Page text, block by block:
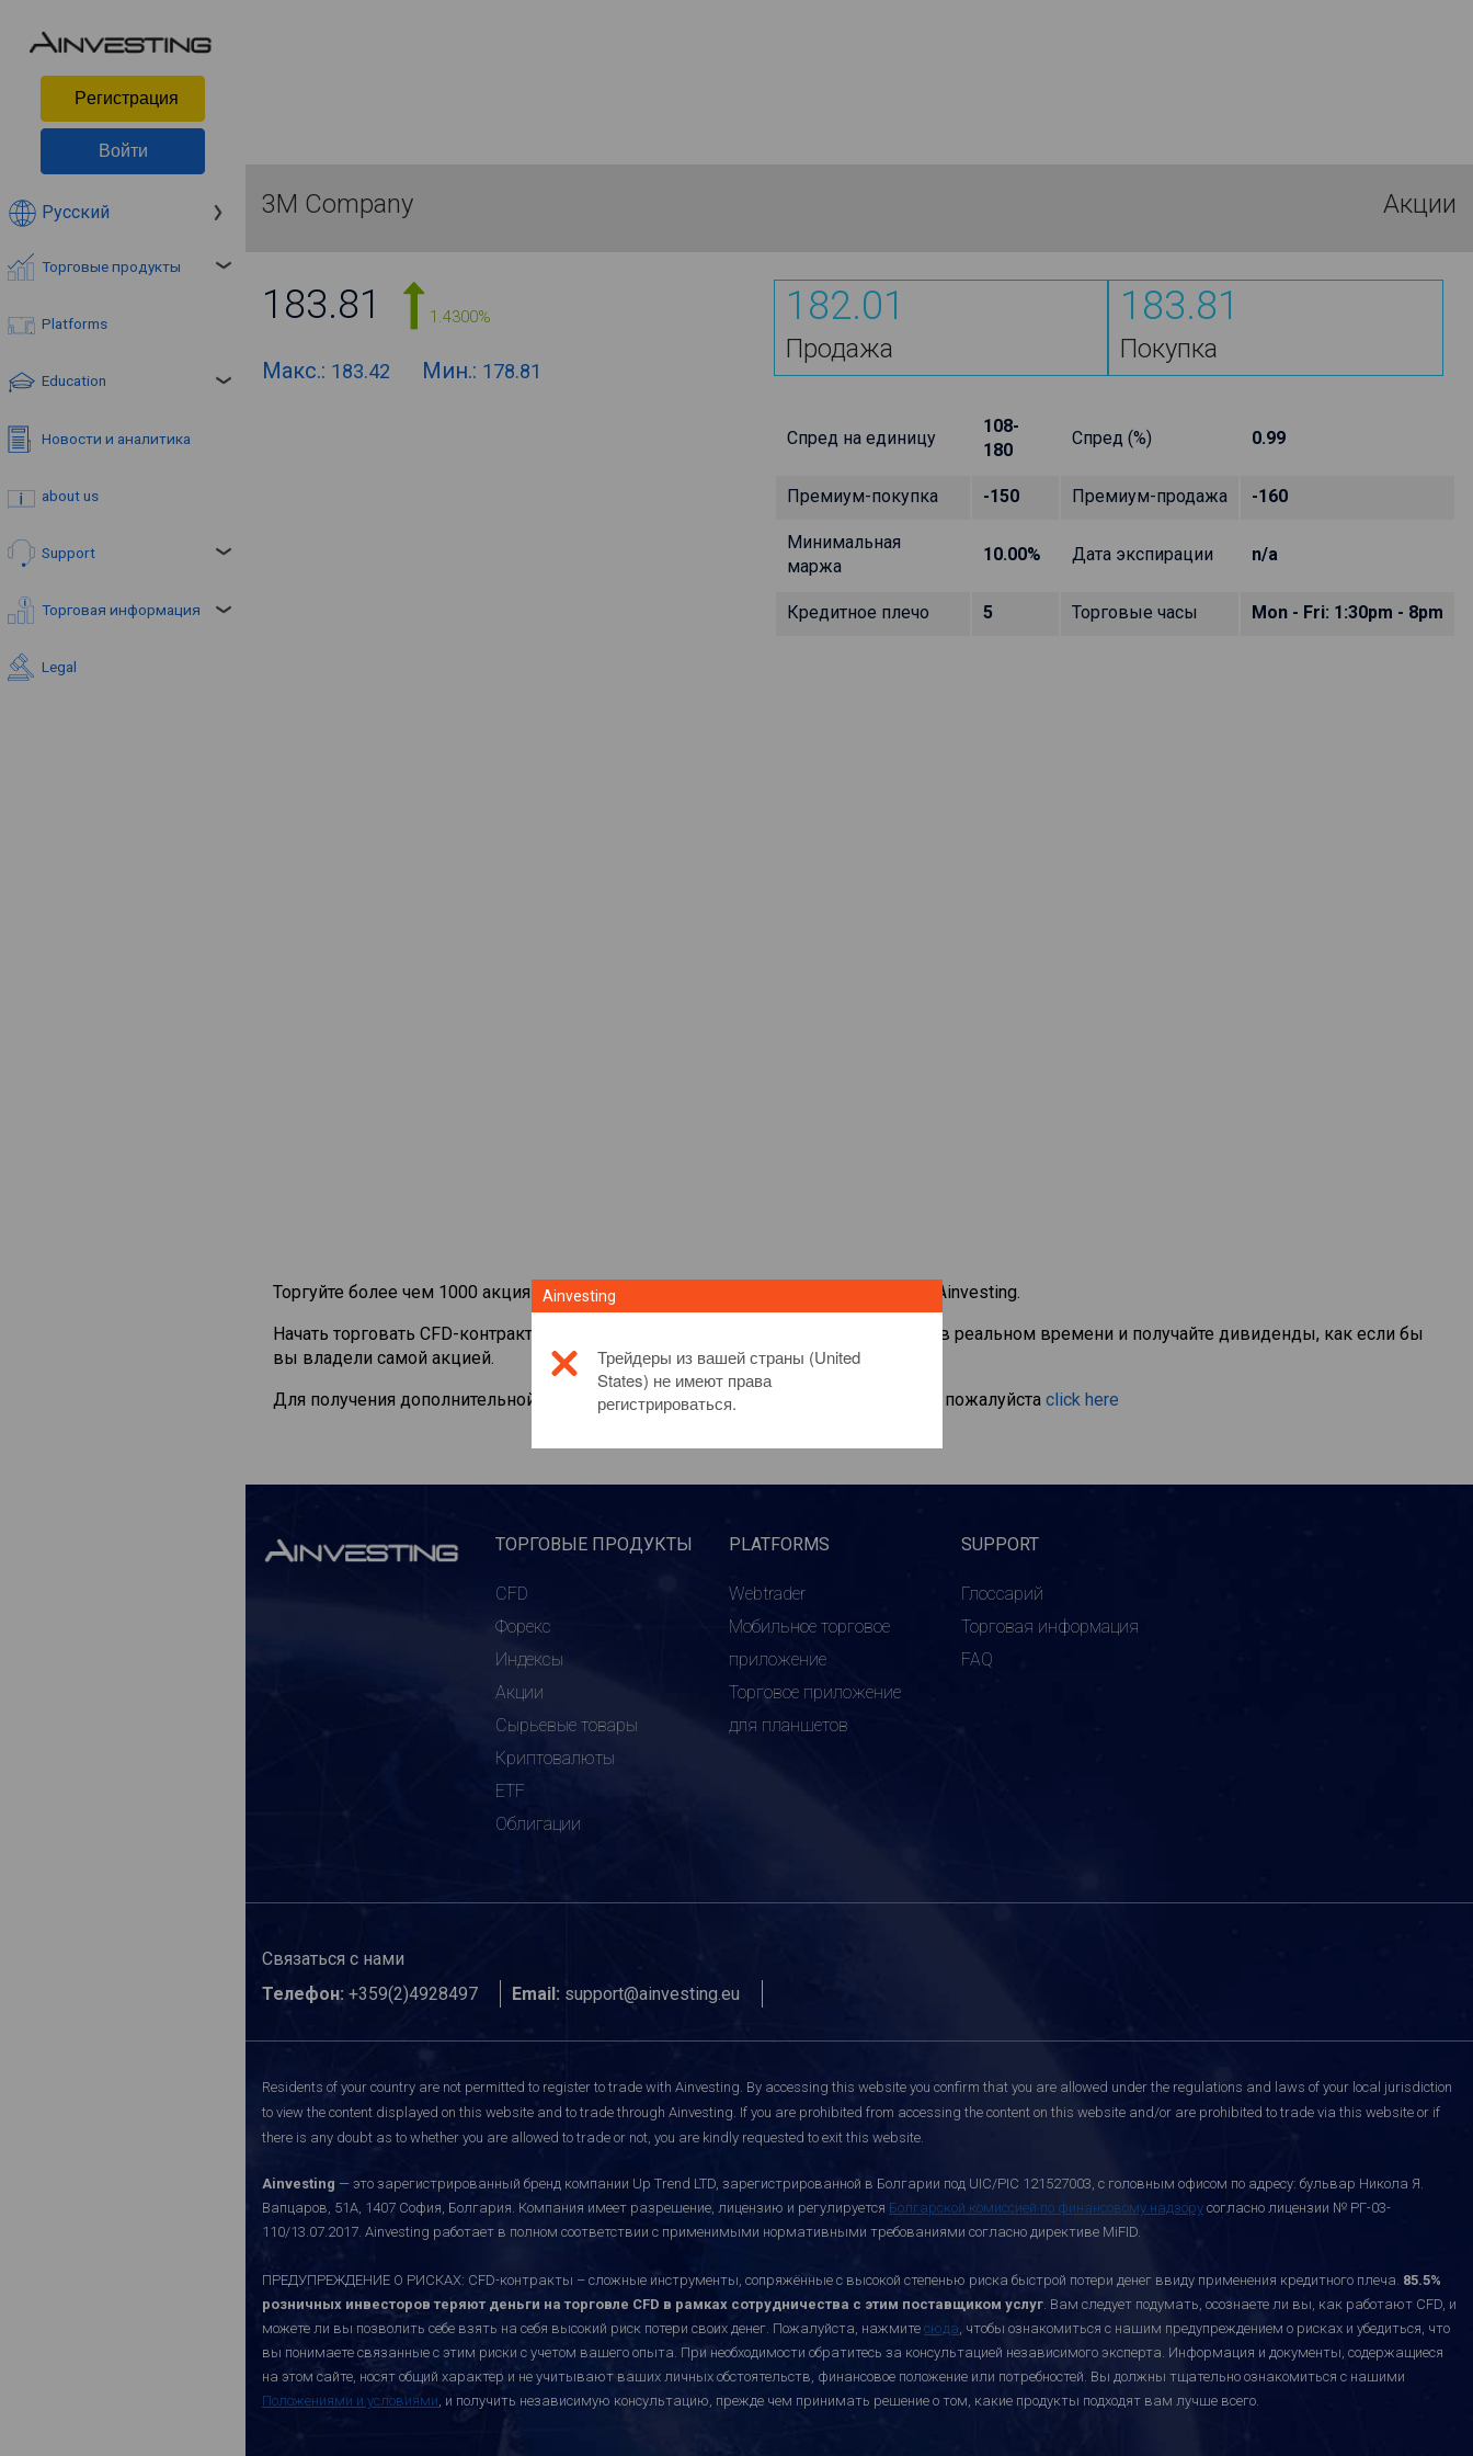
Pегистрация
Войти
Русский
Торговые продукты
Platforms
Education
Новости и аналитика
about us
Support
Торговая информация
Legal
3M Company Акции
183.81 1.4300%
Макс.: 183.42 Мин.: 178.81
182.01
Продажа
183.81
Покупка
Спред на единицу
108-
180
Спред (%) 0.99
Премиум-покупка -150 Премиум-продажа -160
Минимальная
маржа
10.00% Дата экспирации n/a
Кредитное плечо 5 Торговые часы Mon - Fri: 1:30pm - 8pm
Торгуйте более чем 1000 акциями со всего мира на торговой платформе CFD от Ainvesting.
Начать торговать CFD-контрактами на
. Просматривайте котировки в реальном времени и получайте дивиденды, как если бы
вы владели самой акцией.
Для получения дополнительной информации об этом инвестиционном продукте, пожалуйста click here
ТОРГОВЫЕ ПРОДУКТЫ
CFD
Форекс
Индексы
Акции
Сырьевые товары
Криптовалюты
ETF
Облигации
PLATFORMS
Webtrader
Мобильное торговое
приложение
Торговое приложение
для планшетов
SUPPORT
Глоссарий
Торговая информация
FAQ
Связаться с нами
Телефон: +359(2)4928497 Email: support@ainvesting.eu
Residents of your country are not permitted to register to trade with Ainvesting. By accessing this website you confirm that you are allowed under the regulations and laws of your local jurisdiction
to view the content displayed on this website and to trade through Ainvesting. If you are prohibited from accessing the content on this website and/or are prohibited to trade via this website or if
there is any doubt as to whether you are allowed to trade or not, you are kindly requested to exit this website.
Ainvesting — это зарегистрированный бренд компании Up Trend LTD, зарегистрированной в Болгарии под UIC/PIC 121527003, с головным офисом по адресу: бульвар Никола Я.
Вапцаров, 51A, 1407 София, Болгария. Компания имеет разрешение, лицензию и регулируется Болгарской комиссией по финансовому надзору согласно лицензии № РГ-03-
110/13.07.2017. Ainvesting работает в полном соответствии с применимыми нормативными требованиями согласно директиве MiFID.
ПРЕДУПРЕЖДЕНИЕ О РИСКАХ: CFD-контракты – сложные инструменты, сопряжённые с высокой степенью риска быстрой потери денег ввиду применения кредитного плеча. 85.5%
розничных инвесторов теряют деньги на торговле CFD в рамках сотрудничества с этим поставщиком услуг. Вам следует подумать, осознаете ли вы, как работают CFD, и
можете ли вы позволить себе взять на себя высокий риск потери своих денег. Пожалуйста, нажмите сюда, чтобы ознакомиться с нашим предупреждением о рисках и убедиться, что
вы понимаете связанные с этим риски с учетом вашего опыта. При необходимости обратитесь за консультацией независимого эксперта. Информация и документы, содержащиеся
на этом сайте, носят общий характер и не учитывают ваших личных обстоятельств, финансовое положение или потребностей. Вы должны тщательно ознакомиться с нашими
Положениями и условиями, и получить независимую консультацию, прежде чем принимать решение о том, какие продукты подходят вам лучше всего.
Ainvesting
Трейдеры из вашей страны (United
States) не имеют права
регистрироваться.